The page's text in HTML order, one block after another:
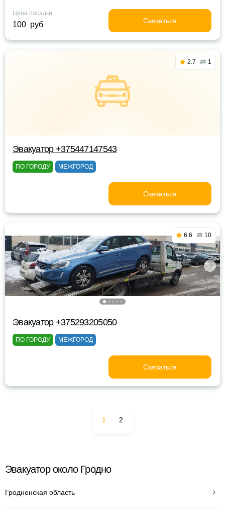
Цена посадки
100 руб Связаться
2.7 1
Эвакуатор +375447147543
ПО ГОРОДУ МЕЖГОРОД
Связаться
6.6 10
Эвакуатор +375293205050
ПО ГОРОДУ МЕЖГОРОД
Связаться
1 2
Эвакуатор около Гродно
Гродненская область